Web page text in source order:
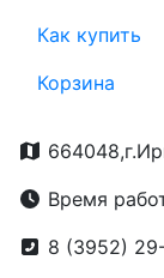
Как купить
Корзина
Время
8 (3952)